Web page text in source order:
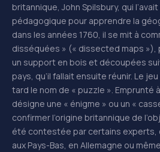
britannique, John Spilsbury, qui
pédagogique pour apprendre la
dans les années 1760, il se mit à
disséquées » (« dissected maps
un support en bois et découpées
pays, qu’il fallait ensuite réunir. Le
tard le nom de « puzzle ». Emprunté
désigne une « énigme » ou un «
confirmer l’origine britannique de
été contestée par certains experts,
aux Pays-Bas, en Allemagne ou